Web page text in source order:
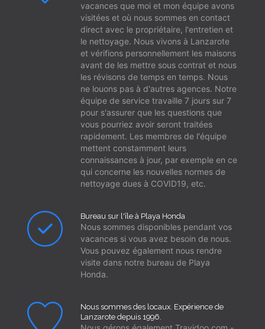
vacances que moi et mon équipe avons
visitées et où nous sommes en contact
direct avec le propriétaire, l'entretien et
le nettoyage. Nous vivons à Lanzarote
et vérifions personnellement les maisons
avant de les mettre sous contrat et nous
les révisons de temps en temps. Nous
ne louons pas à d'autres agences. Notre
équipe de service travaille 7 jours sur 7
pour s'assurer que les questions que
vous pourriez avoir seront traitées
rapidement. Les membres de l'équipe
mettent constamment leurs
connaissances à jour, par exemple en ce
qui concerne les nouvelles normes de
nettoyage dues à COVID19, etc.
Bureau sur l'île à Playa Honda
Nous sommes disponibles pendant vos
vacances si vous avez besoin de nous.
Vous pouvez également nous rendre
visite dans notre bureau de Playa
Honda.
Nous sommes des locaux. Expérience de
Lanzarote depuis 1996.